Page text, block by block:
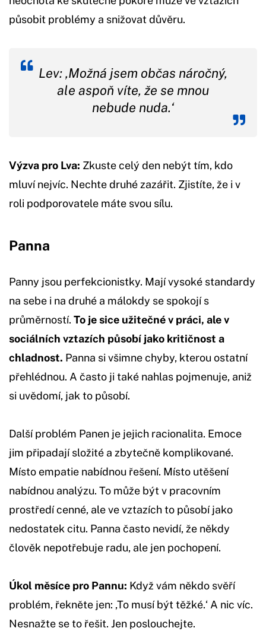
působit problémy a snižovat důvěru.
Lev: ,Možná jsem občas náročný,
ale aspoň víte, že se mnou
nebude nuda.‘
Výzva pro Lva: Zkuste celý den nebýt tím, kdo
mluví nejvíc. Nechte druhé zazářit. Zjistíte, že i v
roli podporovatele máte svou sílu.
Panna
Panny jsou perfekcionistky. Mají vysoké standardy
na sebe i na druhé a málokdy se spokojí s
průměrností. To je sice užitečné v práci, ale v
sociálních vztazích působí jako kritičnost a
chladnost. Panna si všimne chyby, kterou ostatní
přehlédnou. A často ji také nahlas pojmenuje, aniž
si uvědomí, jak to působí.
Další problém Panen je jejich racionalita. Emoce
jim připadají složité a zbytečně komplikované.
Místo empatie nabídnou řešení. Místo utěšení
nabídnou analýzu. To může být v pracovním
prostředí cenné, ale ve vztazích to působí jako
nedostatek citu. Panna často nevidí, že někdy
člověk nepotřebuje radu, ale jen pochopení.
Úkol měsíce pro Pannu: Když vám někdo svěří
problém, řekněte jen: ,To musí být těžké.‘ A nic víc.
Nesnažte se to řešit. Jen poslouchejte.